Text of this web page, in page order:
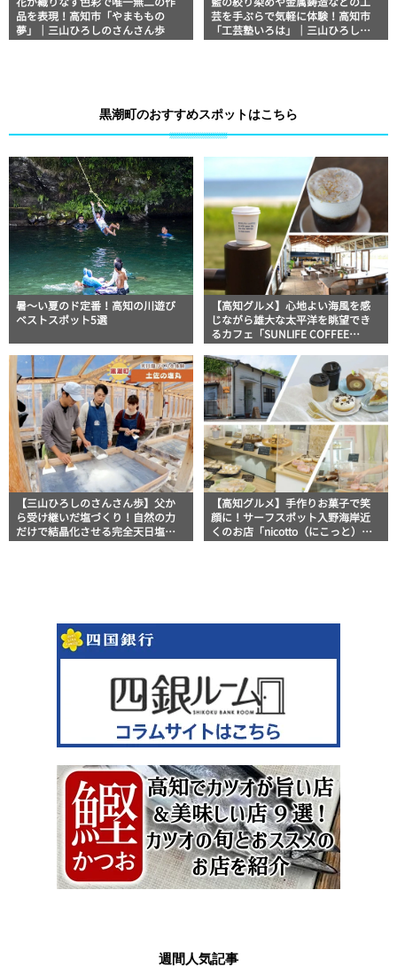
品を表現！高知市「やまももの
夢」｜三山ひろしのさんさん歩
芸を手ぶらで気軽に体験！高知市
「工芸塾いろは」｜三山ひろしの
黒潮町のおすすめスポットはこちら
暑～い夏のド定番！高知の川遊び
ベストスポット5選
【高知グルメ】心地よい海風を感
じながら雄大な太平洋を眺望でき
るカフェ「SUNLIFE COFFEE
【三山ひろしのさんさん歩】父か
ら受け継いだ塩づくり！自然の力
だけで結晶化させる完全天日塩
【高知グルメ】手作りお菓子で笑
顔に！サーフスポット入野海岸近
くのお店「nicotto（にこっと）」
週間人気記事